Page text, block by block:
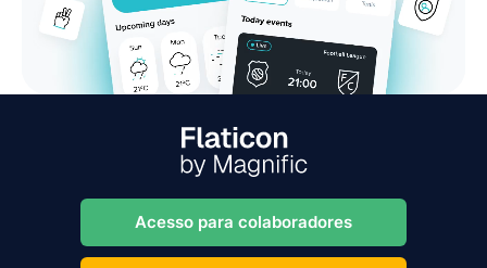
Acesso para colaboradores